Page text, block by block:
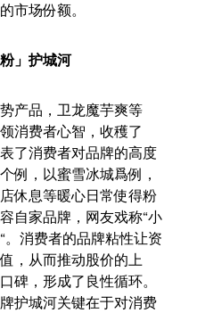
市场份额。
」护城河
产品，卫龙魔芋爽等
消费者心智，收穫了
了消费者对品牌的高度
例，以蜜雪冰城爲例，
休息等暖心日常使得粉
自家品牌，网友戏称“小
消费者的品牌粘性让资
，从而推动股价的上
碑，形成了良性循环。
护城河关键在于对消费